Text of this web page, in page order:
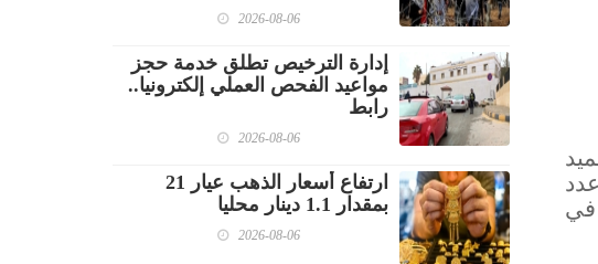
في
2026-08-06
إدارة الترخيص تطلق خدمة حجز
مواعيد الفحص العملي إلكترونيا..
رابط
2026-08-06
ارتفاع أسعار الذهب عيار 21
بمقدار 1.1 دينار محليا
2026-08-06